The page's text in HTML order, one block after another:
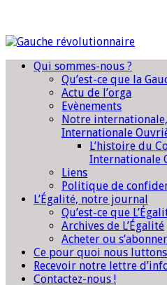
Qui sommes-nous ?
Qu’est-ce que la
Actu de l’orga
Evènements
Notre
Internationale
L’histoire du
Internationale
Liens
Politique de
L’Égalité, notre journal
Qu’est-ce que
Archives de L’Égalité
Acheter ou
Ce pour quoi nous luttons
Recevoir notre lettre
Contactez-nous !